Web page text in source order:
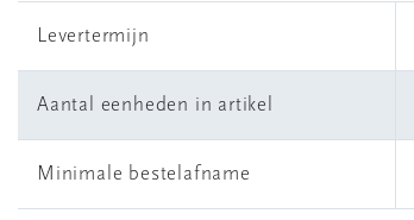
Levertermijn
Aantal eenheden in artikel
Minimale bestelafname